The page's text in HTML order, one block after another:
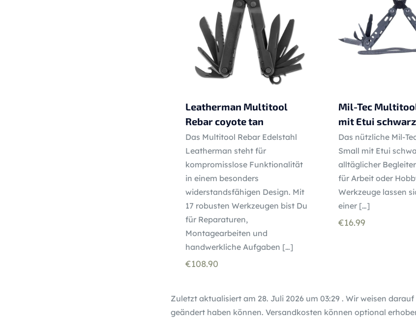
Leatherman Multitool
Rebar coyote tan
Das Multitool Rebar Edelstahl
Leatherman steht für
kompromisslose Funktionalität
in einem besonders
widerstandsfähigen Design. Mit
17 robusten Werkzeugen bist Du
für Reparaturen,
Montagearbeiten und
handwerkliche Aufgaben […]
€108.90
Mil-Tec
mit Etui schwarz
Das nützliche Mil-
Small mit Etui
alltäglicher
für Arbeit oder
Werkzeuge lassen
einer[…]
€16.99
Zuletzt aktualisiert am 28. Juli 2026 um 03:29 . Wir weisen
geändert haben können. Versandkosten können optional